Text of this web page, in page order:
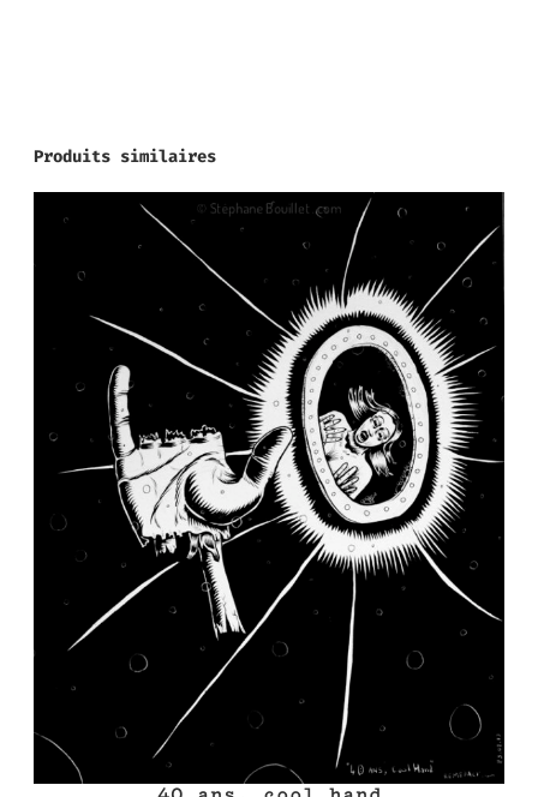
Produits similaires